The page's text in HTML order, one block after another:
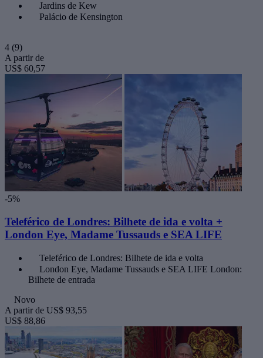
Jardins de Kew
Palácio de Kensington
4 (9)
A partir de
US$ 60,57
-5%
Teleférico de Londres: Bilhete de ida e volta +
London Eye, Madame Tussauds e SEA LIFE
Teleférico de Londres: Bilhete de ida e volta
London Eye, Madame Tussauds e SEA LIFE London:
Bilhete de entrada
Novo
A partir de US$ 93,55
US$ 88,86